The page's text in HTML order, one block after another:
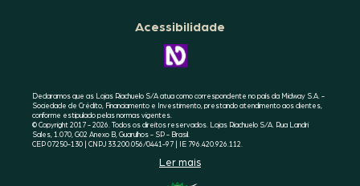
GOOGLE
Acessibilidade
CONHEÇA
A
Declaramos que as Lojas Riachuelo S/A atua como correspondente no país da Midway S.A. -
Sociedade de Crédito, Financiamento e Investimento, prestando atendimento aos clientes,
conforme estipulado pelas normas vigentes.
© Copyright 2017 - 2026. Todos os direitos reservados. Lojas Riachuelo S/A. Rua Landri
Sales, 1.070, G02 Anexo B, Guarulhos - SP - Brasil.
CEP 07250-130 | CNPJ 33.200.056/0441-97 | IE 796.420.926.112.
Ler mais